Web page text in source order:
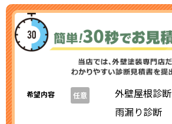
希望内容 任意
外壁屋根診断
雨漏り診断